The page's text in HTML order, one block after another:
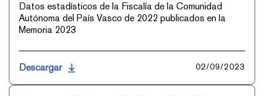
Datos estadísticos de la Fiscalía de la Comunidad
Autónoma del País Vasco de 2022 publicados en la
Memoria 2023
Descargar 02/09/2023